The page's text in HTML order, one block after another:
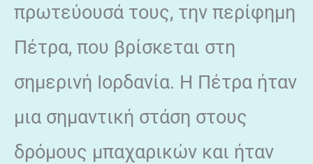
πρωτεύουσά τους, την περίφημη
Πέτρα, που βρίσκεται στη
σημερινή Ιορδανία. Η Πέτρα ήταν
μια σημαντική στάση στους
δρόμους μπαχαρικών και ήταν